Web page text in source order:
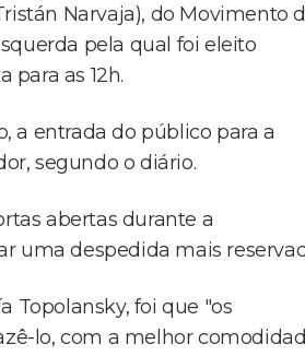
Narvaja), do Movimento
pela qual foi eleito
para as 12h.
a entrada do público para a
segundo o diário.
abertas durante a
uma despedida mais
Topolansky, foi que "os
lo, com a melhor